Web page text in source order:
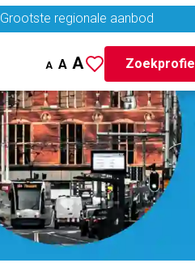
Grootste regionale aanbod
A A A Zoekprofiel